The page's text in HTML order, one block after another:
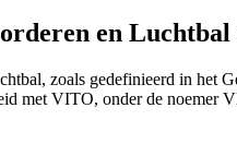
en
zoals gedefinieerd in
met VITO, onder de